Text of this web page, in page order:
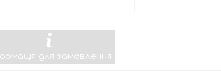
для замовлення